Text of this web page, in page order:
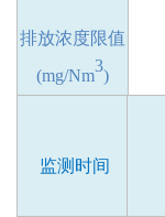
排放浓度限值
(mg/Nm
3
)
监测时间